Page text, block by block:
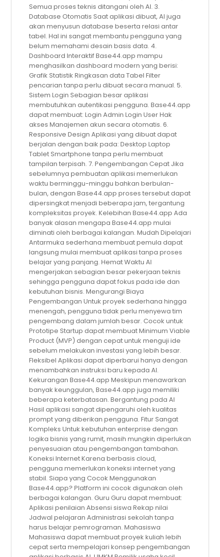
Semua proses teknis ditangani oleh AI. 3.
Database Otomatis Saat aplikasi dibuat, AI juga
akan menyusun database beserta relasi antar
tabel. Hal ini sangat membantu pengguna yang
belum memahami desain basis data. 4.
Dashboard Interaktif Base44.app mampu
menghasilkan dashboard modern yang berisi:
Grafik Statistik Ringkasan data Tabel Filter
pencarian tanpa perlu dibuat secara manual. 5.
Sistem Login Sebagian besar aplikasi
membutuhkan autentikasi pengguna. Base44.app
dapat membuat: Login Admin Login User Hak
akses Manajemen akun secara otomatis. 6.
Responsive Design Aplikasi yang dibuat dapat
berjalan dengan baik pada: Desktop Laptop
Tablet Smartphone tanpa perlu membuat
tampilan terpisah. 7. Pengembangan Cepat Jika
sebelumnya pembuatan aplikasi memerlukan
waktu berminggu-minggu bahkan berbulan-
bulan, dengan Base44.app proses tersebut dapat
dipersingkat menjadi beberapa jam, tergantung
kompleksitas proyek. Kelebihan Base44.app Ada
banyak alasan mengapa Base44.app mulai
diminati oleh berbagai kalangan. Mudah Dipelajari
Antarmuka sederhana membuat pemula dapat
langsung mulai membuat aplikasi tanpa proses
belajar yang panjang. Hemat Waktu AI
mengerjakan sebagian besar pekerjaan teknis
sehingga pengguna dapat fokus pada ide dan
kebutuhan bisnis. Mengurangi Biaya
Pengembangan Untuk proyek sederhana hingga
menengah, pengguna tidak perlu menyewa tim
pengembang dalam jumlah besar. Cocok untuk
Prototipe Startup dapat membuat Minimum Viable
Product (MVP) dengan cepat untuk menguji ide
sebelum melakukan investasi yang lebih besar.
Fleksibel Aplikasi dapat diperbarui hanya dengan
menambahkan instruksi baru kepada AI.
Kekurangan Base44.app Meskipun menawarkan
banyak keunggulan, Base44.app juga memiliki
beberapa keterbatasan. Bergantung pada AI
Hasil aplikasi sangat dipengaruhi oleh kualitas
prompt yang diberikan pengguna. Fitur Sangat
Kompleks Untuk kebutuhan enterprise dengan
logika bisnis yang rumit, masih mungkin diperlukan
penyesuaian atau pengembangan tambahan.
Koneksi Internet Karena berbasis cloud,
pengguna memerlukan koneksi internet yang
stabil. Siapa yang Cocok Menggunakan
Base44.app? Platform ini cocok digunakan oleh
berbagai kalangan. Guru Guru dapat membuat:
Aplikasi penilaian Absensi siswa Rekap nilai
Jadwal pelajaran Administrasi sekolah tanpa
harus belajar pemrograman. Mahasiswa
Mahasiswa dapat membuat proyek kuliah lebih
cepat serta mempelajari konsep pengembangan